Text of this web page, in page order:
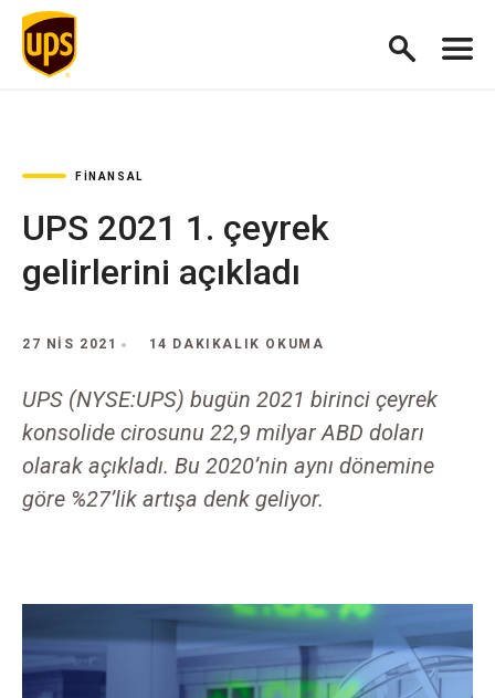
FINANSAL
UPS 2021 1. çeyrek
gelirlerini açıkladı
27 NIS 2021 14 DAKIKALIK OKUMA
UPS (NYSE:UPS) bugün 2021 birinci çeyrek
konsolide cirosunu 22,9 milyar ABD doları
olarak açıkladı. Bu 2020’nin aynı dönemine
göre %27’lik artışa denk geliyor.